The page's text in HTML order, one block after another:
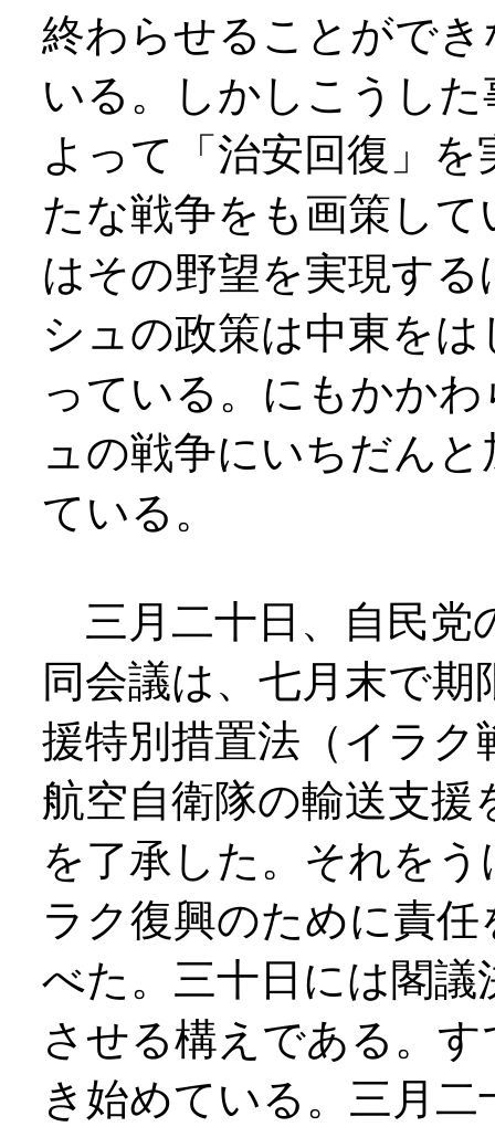
終わらせることがで
いる。しかしこうし
よって「治安回復」
たな戦争をも画策し
はその野望を実現す
シュの政策は中東を
っている。にもかか
ュの戦争にいちだん
ている。
三月二十日、自民党
同会議は、七月末で
援特別措置法（イラク
航空自衛隊の輸送支
を了承した。それを
ラク復興のために責
べた。三十日には閣
させる構えである。
き始めている。三月